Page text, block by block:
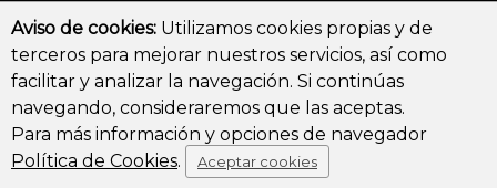
© Copyright 2026 - All Rights Reserved
Aviso legal y Política de privacidad -Política de cookies
Aviso de cookies: Utilizamos cookies propias y de
terceros para mejorar nuestros servicios, así como
facilitar y analizar la navegación. Si continúas
navegando, consideraremos que las aceptas.
Para más información y opciones de navegador
Política de Cookies. Aceptar cookies